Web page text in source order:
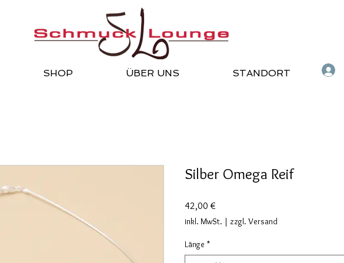
SHOP ÜBER UNS STANDORT
Silber Omega Reif
42,00 €
inkl. MwSt. | zzgl. Versand
Länge *